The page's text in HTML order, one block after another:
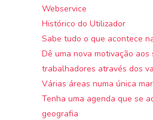
Webservice
Histórico do Utilizador
Sabe tudo o que acontece
Dê uma nova motivação aos
trabalhadores através dos
Várias áreas numa única
Tenha uma agenda que se
geografia